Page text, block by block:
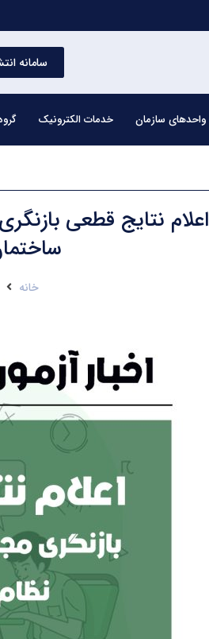
سامانه
واحدهای سازمان خدمات الکترونیک
اعلام نتایج قطعی
ساختمان
خانه